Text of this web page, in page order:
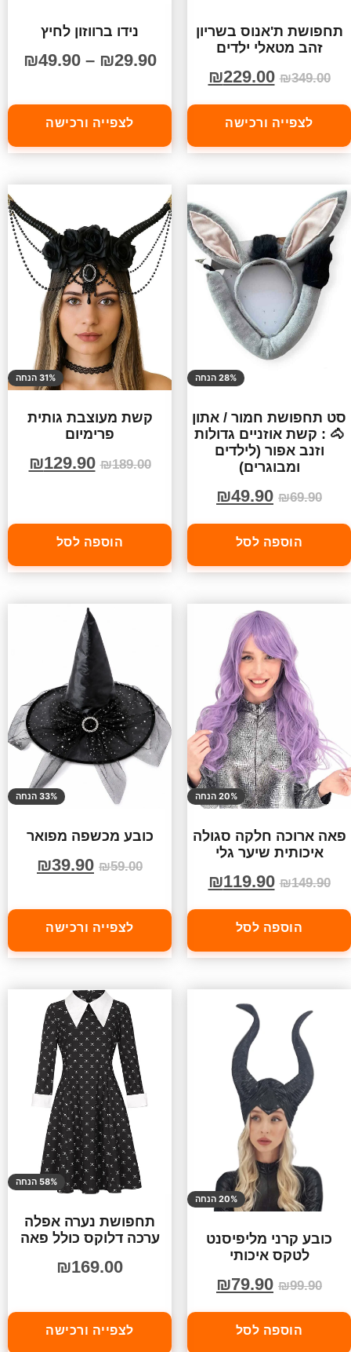
תחפושת ת'אנוס בשריון
זהב מטאלי ילדים
₪349.00
₪229.00
לצפייה ורכישה
נידו ברווזון לחיץ
₪29.90
–
₪49.90
לצפייה ורכישה
28% הנחה
סט תחפושת חמור / אתון
🐴 : קשת אוזניים גדולות
וזנב אפור (לילדים
ומבוגרים)
₪69.90
₪49.90
הוספה לסל
31% הנחה
קשת מעוצבת גותית
פרימיום
₪189.00
₪129.90
הוספה לסל
20% הנחה
פאה ארוכה חלקה סגולה
איכותית שיער גלי
₪149.90
₪119.90
הוספה לסל
33% הנחה
כובע מכשפה מפואר
₪59.00
₪39.90
לצפייה ורכישה
20% הנחה
כובע קרני מליפיסנט
לטקס איכותי
₪99.90
₪79.90
הוספה לסל
58% הנחה
תחפושת נערה אפלה
ערכה דלוקס כולל פאה
₪169.00
לצפייה ורכישה